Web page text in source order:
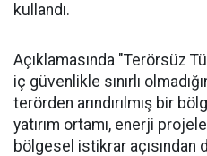
kullandı.
Açıklamasında "Terörsüz
iç güvenlikle sınırlı
terörden arındırılmış bir
yatırım ortamı, enerji
bölgesel istikrar açısından